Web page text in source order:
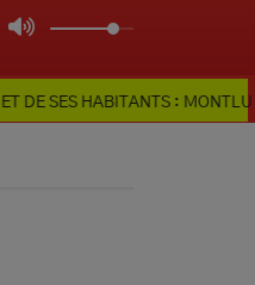
HABITANTS : MONTLUÇON